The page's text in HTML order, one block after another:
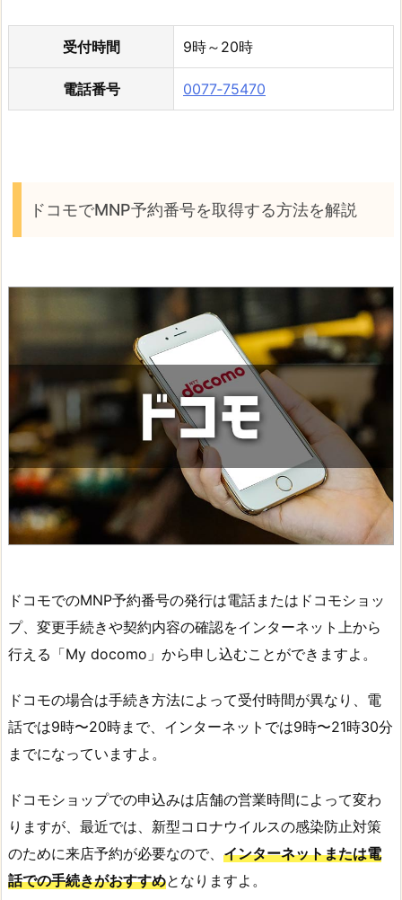
受付時間 9時～20時
電話番号 0077‐75470
ドコモでMNP予約番号を取得する方法を解説
ドコモでのMNP予約番号の発行は電話またはドコモショッ
プ、変更手続きや契約内容の確認をインターネット上から
行える「My docomo」から申し込むことができますよ。
ドコモの場合は手続き方法によって受付時間が異なり、電
話では9時〜20時まで、インターネットでは9時〜21時30分
までになっていますよ。
ドコモショップでの申込みは店舗の営業時間によって変わ
りますが、最近では、新型コロナウイルスの感染防止対策
のために来店予約が必要なので、 インターネットまたは電
話での手続きがおすすめとなりますよ。